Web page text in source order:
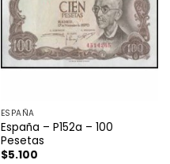
ESPAÑA
España – P152a – 100
Pesetas
$5.100